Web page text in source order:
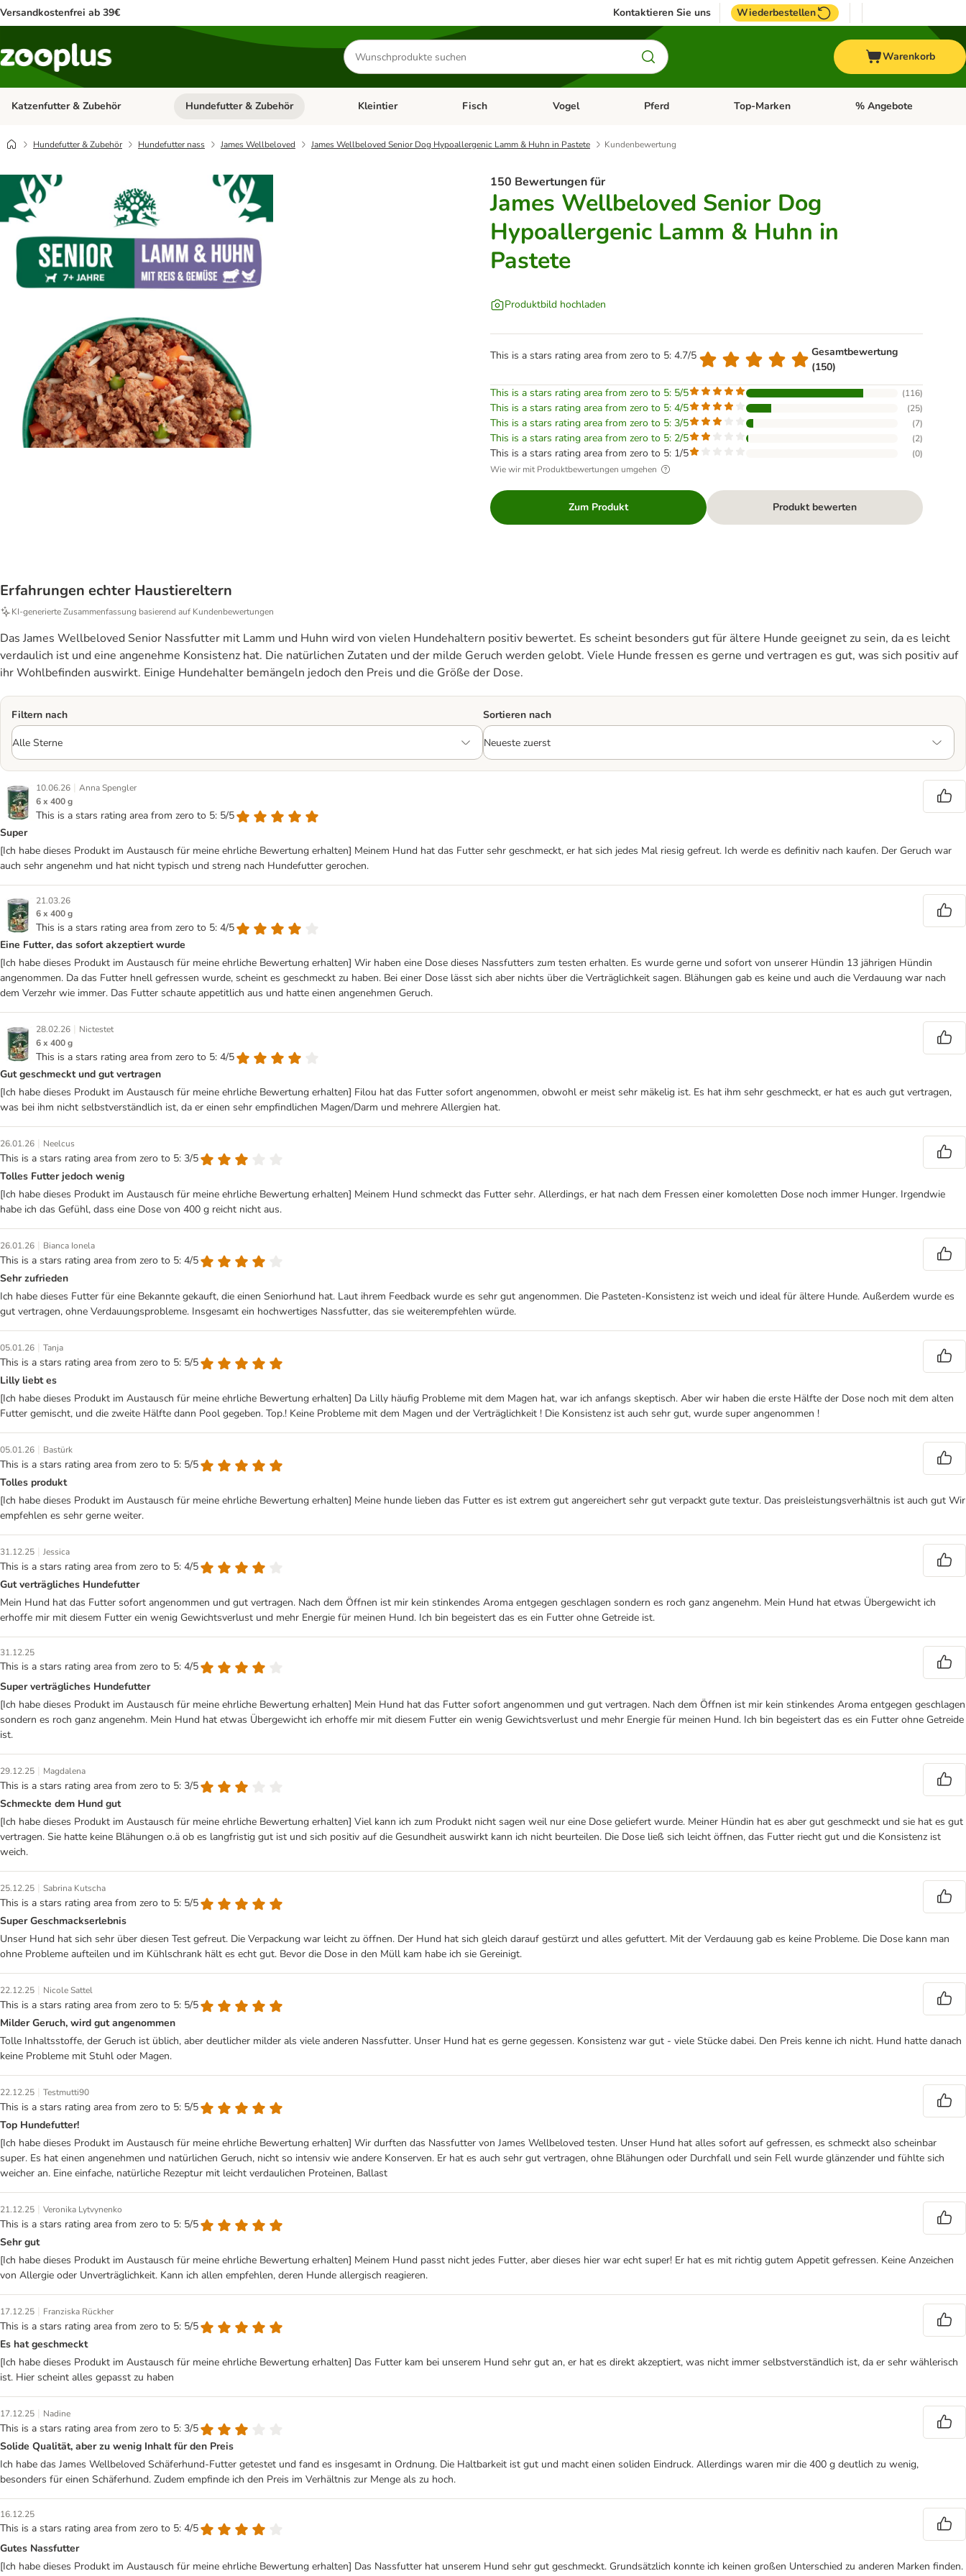
Versandkostenfrei ab 39€ Kontaktieren Sie uns Wiederbestellen
Produkte
suchen
Warenkorb
Katzenfutter & Zubehör Kategorie-Menü öffnen: Katzenfutter & Zubehör
Hundefutter & Zubehör Kategorie-Menü öffnen: Hundefutter & Zubehör
Kleintier Kategorie-Menü öffnen: Kleintier
Fisch Kategorie-Menü öffnen: Fisch
Vogel Kategorie-Menü öffnen: Vogel
Pferd Kategorie-Menü öffnen: Pferd
Top-Marken Kategorie-Menü öffnen:
% Angebote
Hundefutter & Zubehör Hundefutter nass James Wellbeloved James Wellbeloved Senior Dog Hypoallergenic Lamm & Huhn in Pastete Kundenbewertung
150 Bewertungen für
James Wellbeloved Senior Dog
Hypoallergenic Lamm & Huhn in
Pastete
Produktbild hochladen
This is a stars rating area from zero to 5: 4.7/5
Gesamtbewertung
(150)
This is a stars rating area from zero to 5: 5/5
(116)
This is a stars rating area from zero to 5: 4/5 (25)
This is a stars rating area from zero to 5: 3/5 (7)
This is a stars rating area from zero to 5: 2/5 (2)
This is a stars rating area from zero to 5: 1/5 (0)
Wie wir mit Produktbewertungen umgehen
Zum Produkt Produkt bewerten
Erfahrungen echter Haustiereltern
KI‑generierte Zusammenfassung basierend auf Kundenbewertungen
Das James Wellbeloved Senior Nassfutter mit Lamm und Huhn wird von vielen Hundehaltern positiv bewertet. Es scheint besonders gut für ältere Hunde geeignet zu sein, da es leicht
verdaulich ist und eine angenehme Konsistenz hat. Die natürlichen Zutaten und der milde Geruch werden gelobt. Viele Hunde fressen es gerne und vertragen es gut, was sich positiv auf
ihr Wohlbefinden auswirkt. Einige Hundehalter bemängeln jedoch den Preis und die Größe der Dose.
Filtern nach Sortieren nach
10.06.26 | Anna Spengler
6 x 400 g
This is a stars rating area from zero to 5: 5/5
Super
[Ich habe dieses Produkt im Austausch für meine ehrliche Bewertung erhalten] Meinem Hund hat das Futter sehr geschmeckt, er hat sich jedes Mal riesig gefreut. Ich werde es definitiv nach kaufen. Der Geruch war
auch sehr angenehm und hat nicht typisch und streng nach Hundefutter gerochen.
21.03.26
6 x 400 g
This is a stars rating area from zero to 5: 4/5
Eine Futter, das sofort akzeptiert wurde
[Ich habe dieses Produkt im Austausch für meine ehrliche Bewertung erhalten] Wir haben eine Dose dieses Nassfutters zum testen erhalten. Es wurde gerne und sofort von unserer Hündin 13 jährigen Hündin
angenommen. Da das Futter hnell gefressen wurde, scheint es geschmeckt zu haben. Bei einer Dose lässt sich aber nichts über die Verträglichkeit sagen. Blähungen gab es keine und auch die Verdauung war nach
dem Verzehr wie immer. Das Futter schaute appetitlich aus und hatte einen angenehmen Geruch.
28.02.26 | Nictestet
6 x 400 g
This is a stars rating area from zero to 5: 4/5
Gut geschmeckt und gut vertragen
[Ich habe dieses Produkt im Austausch für meine ehrliche Bewertung erhalten] Filou hat das Futter sofort angenommen, obwohl er meist sehr mäkelig ist. Es hat ihm sehr geschmeckt, er hat es auch gut vertragen,
was bei ihm nicht selbstverständlich ist, da er einen sehr empfindlichen Magen/Darm und mehrere Allergien hat.
26.01.26 | Neelcus
This is a stars rating area from zero to 5: 3/5
Tolles Futter jedoch wenig
[Ich habe dieses Produkt im Austausch für meine ehrliche Bewertung erhalten] Meinem Hund schmeckt das Futter sehr. Allerdings, er hat nach dem Fressen einer komoletten Dose noch immer Hunger. Irgendwie
habe ich das Gefühl, dass eine Dose von 400 g reicht nicht aus.
26.01.26 | Bianca Ionela
This is a stars rating area from zero to 5: 4/5
Sehr zufrieden
Ich habe dieses Futter für eine Bekannte gekauft, die einen Seniorhund hat. Laut ihrem Feedback wurde es sehr gut angenommen. Die Pasteten-Konsistenz ist weich und ideal für ältere Hunde. Außerdem wurde es
gut vertragen, ohne Verdauungsprobleme. Insgesamt ein hochwertiges Nassfutter, das sie weiterempfehlen würde.
05.01.26 | Tanja
This is a stars rating area from zero to 5: 5/5
Lilly liebt es
[Ich habe dieses Produkt im Austausch für meine ehrliche Bewertung erhalten] Da Lilly häufig Probleme mit dem Magen hat, war ich anfangs skeptisch. Aber wir haben die erste Hälfte der Dose noch mit dem alten
Futter gemischt, und die zweite Hälfte dann Pool gegeben. Top.! Keine Probleme mit dem Magen und der Verträglichkeit ! Die Konsistenz ist auch sehr gut, wurde super angenommen !
05.01.26 | Bastürk
This is a stars rating area from zero to 5: 5/5
Tolles produkt
[Ich habe dieses Produkt im Austausch für meine ehrliche Bewertung erhalten] Meine hunde lieben das Futter es ist extrem gut angereichert sehr gut verpackt gute textur. Das preisleistungsverhältnis ist auch gut Wir
empfehlen es sehr gerne weiter.
31.12.25 | Jessica
This is a stars rating area from zero to 5: 4/5
Gut verträgliches Hundefutter
Mein Hund hat das Futter sofort angenommen und gut vertragen. Nach dem Öffnen ist mir kein stinkendes Aroma entgegen geschlagen sondern es roch ganz angenehm. Mein Hund hat etwas Übergewicht ich
erhoffe mir mit diesem Futter ein wenig Gewichtsverlust und mehr Energie für meinen Hund. Ich bin begeistert das es ein Futter ohne Getreide ist.
31.12.25
This is a stars rating area from zero to 5: 4/5
Super verträgliches Hundefutter
[Ich habe dieses Produkt im Austausch für meine ehrliche Bewertung erhalten] Mein Hund hat das Futter sofort angenommen und gut vertragen. Nach dem Öffnen ist mir kein stinkendes Aroma entgegen geschlagen
sondern es roch ganz angenehm. Mein Hund hat etwas Übergewicht ich erhoffe mir mit diesem Futter ein wenig Gewichtsverlust und mehr Energie für meinen Hund. Ich bin begeistert das es ein Futter ohne Getreide
ist.
29.12.25 | Magdalena
This is a stars rating area from zero to 5: 3/5
Schmeckte dem Hund gut
[Ich habe dieses Produkt im Austausch für meine ehrliche Bewertung erhalten] Viel kann ich zum Produkt nicht sagen weil nur eine Dose geliefert wurde. Meiner Hündin hat es aber gut geschmeckt und sie hat es gut
vertragen. Sie hatte keine Blähungen o.ä ob es langfristig gut ist und sich positiv auf die Gesundheit auswirkt kann ich nicht beurteilen. Die Dose ließ sich leicht öffnen, das Futter riecht gut und die Konsistenz ist
weich.
25.12.25 | Sabrina Kutscha
This is a stars rating area from zero to 5: 5/5
Super Geschmackserlebnis
Unser Hund hat sich sehr über diesen Test gefreut. Die Verpackung war leicht zu öffnen. Der Hund hat sich gleich darauf gestürzt und alles gefuttert. Mit der Verdauung gab es keine Probleme. Die Dose kann man
ohne Probleme aufteilen und im Kühlschrank hält es echt gut. Bevor die Dose in den Müll kam habe ich sie Gereinigt.
22.12.25 | Nicole Sattel
This is a stars rating area from zero to 5: 5/5
Milder Geruch, wird gut angenommen
Tolle Inhaltsstoffe, der Geruch ist üblich, aber deutlicher milder als viele anderen Nassfutter. Unser Hund hat es gerne gegessen. Konsistenz war gut - viele Stücke dabei. Den Preis kenne ich nicht. Hund hatte danach
keine Probleme mit Stuhl oder Magen.
22.12.25 | Testmutti90
This is a stars rating area from zero to 5: 5/5
Top Hundefutter!
[Ich habe dieses Produkt im Austausch für meine ehrliche Bewertung erhalten] Wir durften das Nassfutter von James Wellbeloved testen. Unser Hund hat alles sofort auf gefressen, es schmeckt also scheinbar
super. Es hat einen angenehmen und natürlichen Geruch, nicht so intensiv wie andere Konserven. Er hat es auch sehr gut vertragen, ohne Blähungen oder Durchfall und sein Fell wurde glänzender und fühlte sich
weicher an. Eine einfache, natürliche Rezeptur mit leicht verdaulichen Proteinen, Ballast
21.12.25 | Veronika Lytvynenko
This is a stars rating area from zero to 5: 5/5
Sehr gut
[Ich habe dieses Produkt im Austausch für meine ehrliche Bewertung erhalten] Meinem Hund passt nicht jedes Futter, aber dieses hier war echt super! Er hat es mit richtig gutem Appetit gefressen. Keine Anzeichen
von Allergie oder Unverträglichkeit. Kann ich allen empfehlen, deren Hunde allergisch reagieren.
17.12.25 | Franziska Rückher
This is a stars rating area from zero to 5: 5/5
Es hat geschmeckt
[Ich habe dieses Produkt im Austausch für meine ehrliche Bewertung erhalten] Das Futter kam bei unserem Hund sehr gut an, er hat es direkt akzeptiert, was nicht immer selbstverständlich ist, da er sehr wählerisch
ist. Hier scheint alles gepasst zu haben
17.12.25 | Nadine
This is a stars rating area from zero to 5: 3/5
Solide Qualität, aber zu wenig Inhalt für den Preis
Ich habe das James Wellbeloved Schäferhund-Futter getestet und fand es insgesamt in Ordnung. Die Haltbarkeit ist gut und macht einen soliden Eindruck. Allerdings waren mir die 400 g deutlich zu wenig,
besonders für einen Schäferhund. Zudem empfinde ich den Preis im Verhältnis zur Menge als zu hoch.
16.12.25
This is a stars rating area from zero to 5: 4/5
Gutes Nassfutter
[Ich habe dieses Produkt im Austausch für meine ehrliche Bewertung erhalten] Das Nassfutter hat unserem Hund sehr gut geschmeckt. Grundsätzlich konnte ich keinen großen Unterschied zu anderen Marken finden.